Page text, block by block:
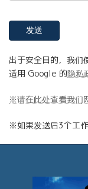
出于安全目的，我们
适用 Google 的隐私
※请在此处查看我们
※如果发送后3个工作